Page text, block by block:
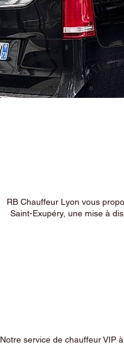
RB Chauffeur Lyon vous
Saint-Exupéry, une mise à
Notre service de chauffeur VIP